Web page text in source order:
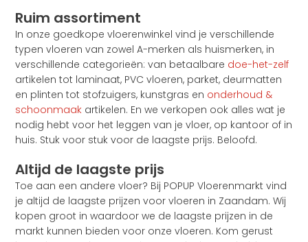
Ruim assortiment
In onze goedkope vloerenwinkel vind je verschillende
typen vloeren van zowel A-merken als huismerken, in
verschillende categorieën: van betaalbare doe-het-zelf
artikelen tot laminaat, PVC vloeren, parket, deurmatten
en plinten tot stofzuigers, kunstgras en onderhoud &
schoonmaak artikelen. En we verkopen ook alles wat je
nodig hebt voor het leggen van je vloer, op kantoor of in
huis. Stuk voor stuk voor de laagste prijs. Beloofd.
Altijd de laagste prijs
Toe aan een andere vloer? Bij POPUP Vloerenmarkt vind
je altijd de laagste prijzen voor vloeren in Zaandam. Wij
kopen groot in waardoor we de laagste prijzen in de
markt kunnen bieden voor onze vloeren. Kom gerust